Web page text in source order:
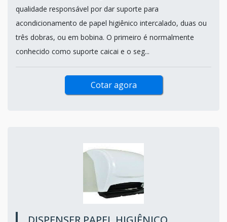
qualidade responsável por dar suporte para
acondicionamento de papel higiênico intercalado, duas ou
três dobras, ou em bobina. O primeiro é normalmente
conhecido como suporte caicai e o seg...
Cotar agora